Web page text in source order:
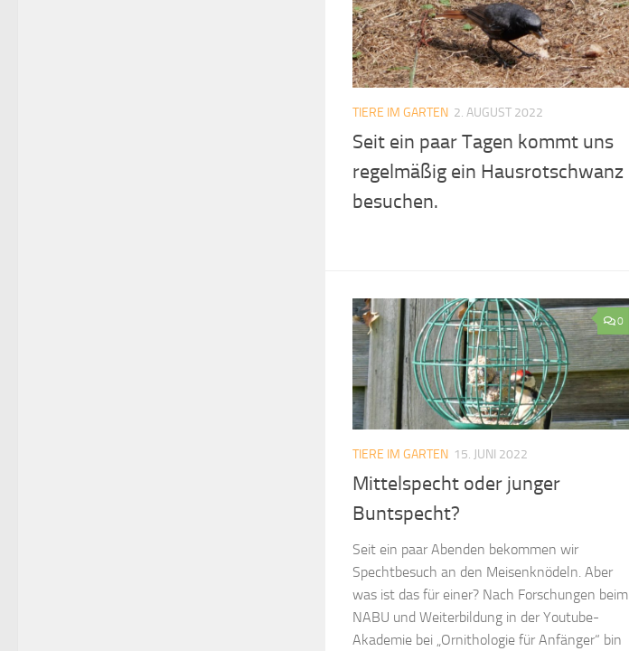
TIERE IM GARTEN 2. AUGUST 2022
Seit ein paar Tagen kommt uns
regelmäßig ein Hausrotschwanz
besuchen.
0
TIERE IM GARTEN 15. JUNI 2022
Mittelspecht oder junger
Buntspecht?
Seit ein paar Abenden bekommen wir
Spechtbesuch an den Meisenknödeln. Aber
was ist das für einer? Nach Forschungen beim
NABU und Weiterbildung in der Youtube-
Akademie bei „Ornithologie für Anfänger“ bin